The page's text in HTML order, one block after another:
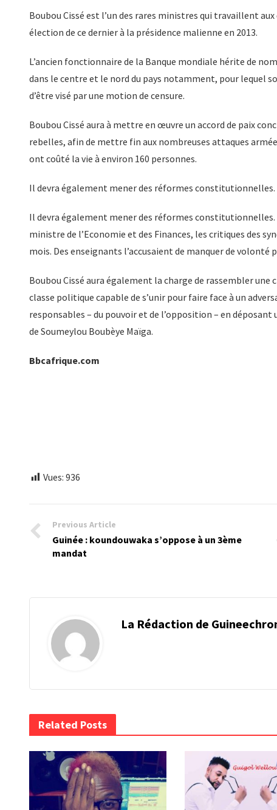
Boubou Cissé est l’un des rares ministres qui travaillent
élection de ce dernier à la présidence malienne en 2013.
L’ancien fonctionnaire de la Banque mondiale hérite de
dans le centre et le nord du pays notamment, pour lequel
d’être visé par une motion de censure.
Boubou Cissé aura à mettre en œuvre un accord de paix
rebelles, afin de mettre fin aux nombreuses attaques
ont coûté la vie à environ 160 personnes.
Il devra également mener des réformes constitutionnelles.
Il devra également mener des réformes constitutionnelles.
ministre de l’Economie et des Finances, les critiques des
mois. Des enseignants l’accusaient de manquer de
Boubou Cissé aura également la charge de rassembler
classe politique capable de s’unir pour faire face à un
responsables – du pouvoir et de l’opposition – en
de Soumeylou Boubèye Maïga.
Bbcafrique.com
Vues: 936
Previous Article
Guinée : koundouwaka s’oppose à un 3ème
mandat
La Rédaction de
Related Posts